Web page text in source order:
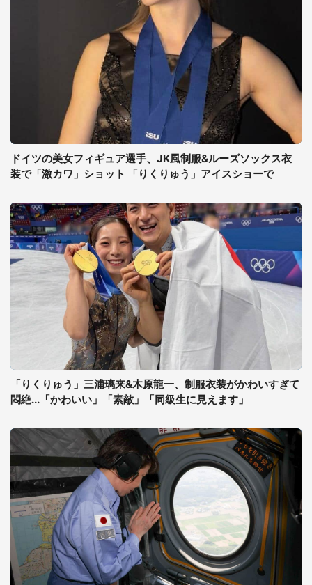
ドイツの美女フィギュア選手、JK風制服&ルーズソックス衣
装で「激カワ」ショット 「りくりゅう」アイスショーで
「りくりゅう」三浦璃来&木原龍一、制服衣装がかわいすぎて
悶絶...「かわいい」「素敵」「同級生に見えます」